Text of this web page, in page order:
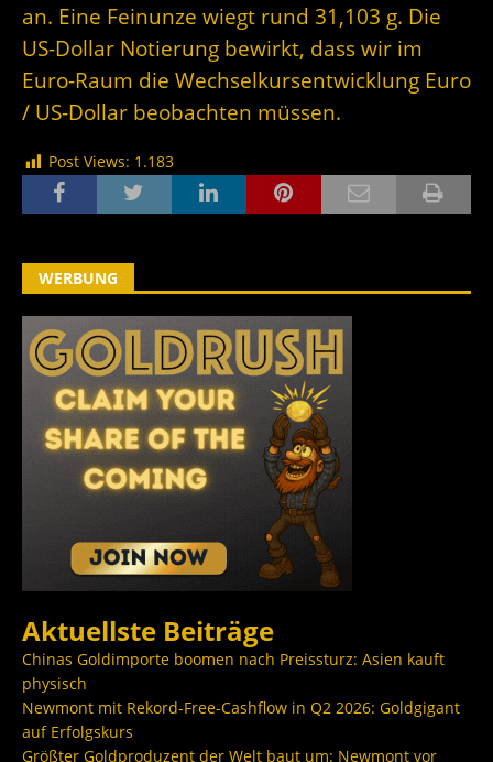
an. Eine Feinunze wiegt rund 31,103 g. Die
US-Dollar Notierung bewirkt, dass wir im
Euro-Raum die Wechselkursentwicklung Euro
/ US-Dollar beobachten müssen.
Post Views: 1.183
WERBUNG
Aktuellste Beiträge
Chinas Goldimporte boomen nach Preissturz: Asien kauft
physisch
Newmont mit Rekord-Free-Cashflow in Q2 2026: Goldgigant
auf Erfolgskurs
Größter Goldproduzent der Welt baut um: Newmont vor